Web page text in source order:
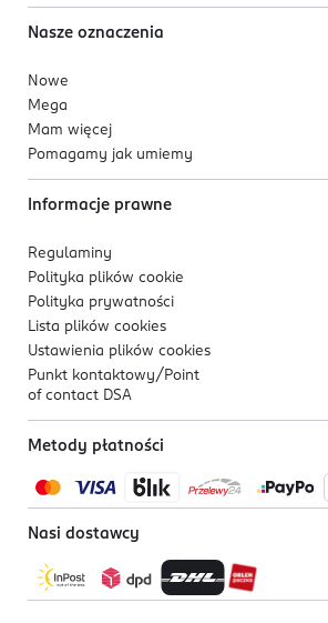
Nasze oznaczenia
Nowe
Mega
Mam więcej
Pomagamy jak umiemy
Informacje prawne
Regulaminy
Polityka plików cookie
Polityka prywatności
Lista plików cookies
Ustawienia plików cookies
Punkt kontaktowy/ Point
of contact DSA
Metody płatności
Nasi dostawcy